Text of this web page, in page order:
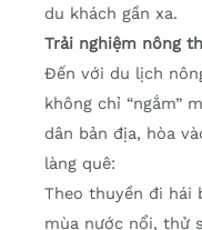
du khách gần xa.
Trải nghiệm nông
Đến với du lịch
không chỉ “ngắm”
dân bản địa, hòa
làng quê:
Theo thuyền đi hái
mùa nước nổi, thử